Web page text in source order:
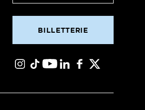
BILLETTERIE